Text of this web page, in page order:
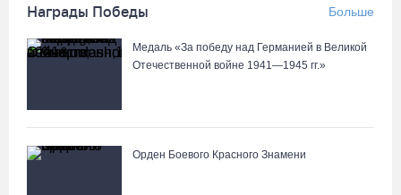
Награды Победы Больше
Медаль «За победу над Германией в Великой
Отечественной войне 1941—1945 гг.»
Орден Боевого Красного Знамени